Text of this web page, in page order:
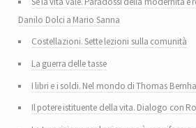
Danilo Dolci a Mario Sanna
Costellazioni. Sette lezioni sulla comunità
La guerra delle tasse
I libri e i soldi. Nel mondo di Thomas
Il potere istituente della vita. Dialogo con